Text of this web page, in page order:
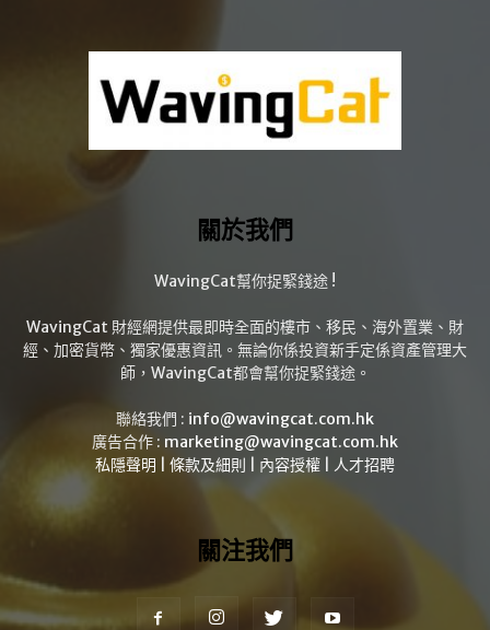
關於我們
WavingCat幫你捉緊錢途 !
WavingCat 財經網提供最即時全面的樓市、移民、海外置業、財
經、加密貨幣、獨家優惠資訊。無論你係投資新手定係資產管理大
師，WavingCat都會幫你捉緊錢途。
聯絡我們 : info@wavingcat.com.hk
廣告合作 : marketing@wavingcat.com.hk
私隱聲明
條款及細則 內容授權 人才招聘
關注我們